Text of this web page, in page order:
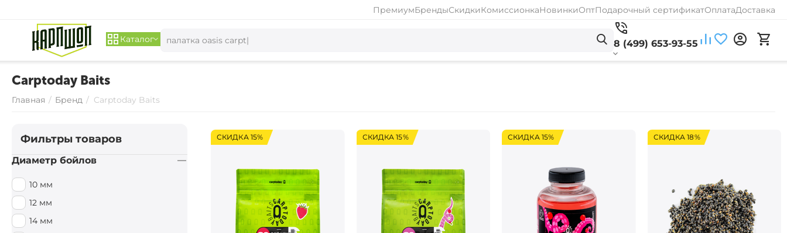
ПремиумБрендыСкидкиКомиссионкаНовинкиОптПодарочный сертификатОплатаДоставка
Каталог 8 (499) 653-93-55
Carptoday Baits
Главная / Бренд / Carptoday Baits
СКИДКА 15% СКИДКА 15% СКИДКА 15% СКИДКА 18%
Фильтры товаров
Диаметр бойлов
10 мм
12 мм
14 мм